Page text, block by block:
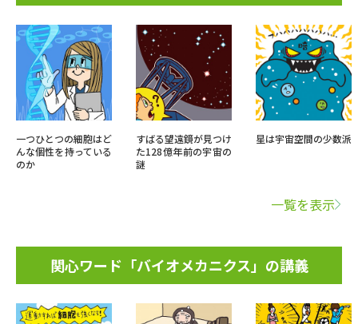
一つひとつの細胞はど
んな個性を持っている
のか
すばる望遠鏡が見つけ
た128億年前の宇宙の
謎
星は宇宙空間の少数派
一覧を表示
関心ワード「バイオメカニクス」の講義